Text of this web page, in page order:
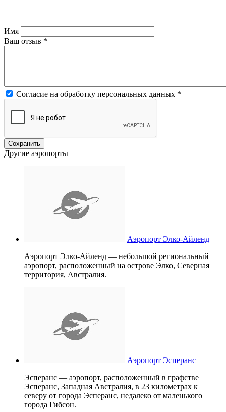
Имя
Ваш отзыв *
Согласие на обработку персональных данных *
Другие аэропорты
Аэропорт Элко-Айленд
Аэропорт Элко-Айленд — небольшой региональный
аэропорт, расположенный на острове Элко, Северная
территория, Австралия.
Аэропорт Эсперанс
Эсперанс — аэропорт, расположенный в графстве
Эсперанс, Западная Австралия, в 23 километрах к
северу от города Эсперанс, недалеко от маленького
города Гибсон.